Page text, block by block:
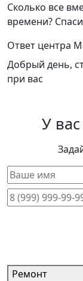
Сколько все
времени?
Ответ центра
Добрый день,
при вас
У
Ремонт